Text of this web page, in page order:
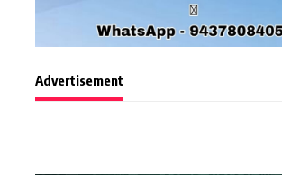
Advertisement